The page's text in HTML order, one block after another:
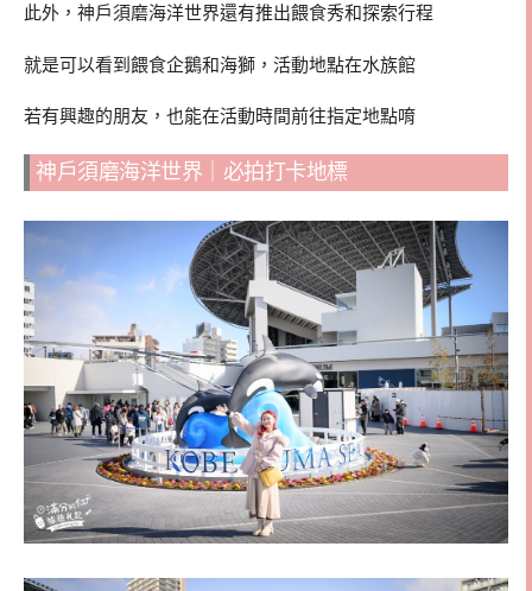
此外，神戶須磨海洋世界還有推出餵食秀和探索行程
就是可以看到餵食企鵝和海獅，活動地點在水族館
若有興趣的朋友，也能在活動時間前往指定地點唷
神戶須磨海洋世界｜必拍打卡地標